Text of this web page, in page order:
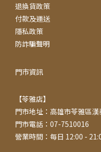
退換貨政策
付款及運送
隱私政策
防詐騙聲明
門市資訊
【苓雅店】
門市地址：高雄市苓雅區
門市電話：07-7510016
營業時間：每日 12:00 -